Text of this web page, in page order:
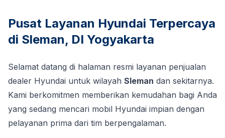
Pusat Layanan Hyundai Terpercaya
di Sleman, DI Yogyakarta
Selamat datang di halaman resmi layanan penjualan
dealer Hyundai untuk wilayah Sleman dan sekitarnya.
Kami berkomitmen memberikan kemudahan bagi Anda
yang sedang mencari mobil Hyundai impian dengan
pelayanan prima dari tim berpengalaman.